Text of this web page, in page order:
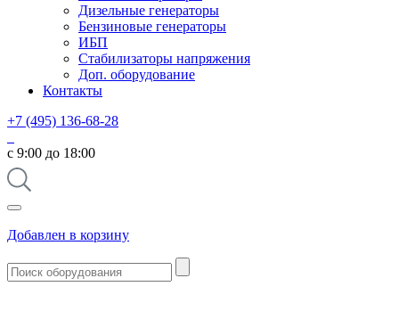
Дизельные генераторы
Бензиновые генераторы
ИБП
Стабилизаторы напряжения
Доп. оборудование
Контакты
+7 (495) 136-68-28
с 9:00 до 18:00
Добавлен в корзину